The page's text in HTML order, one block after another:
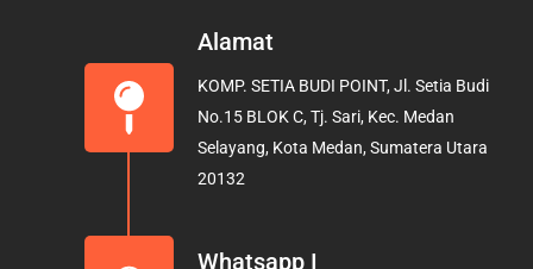
e
o
o
k
t
g
r
a
b
e
Alamat
KOMP. SETIA BUDI POINT, Jl. Setia Budi
No.15 BLOK C, Tj. Sari, Kec. Medan
Selayang, Kota Medan, Sumatera Utara
20132
Whatsapp I